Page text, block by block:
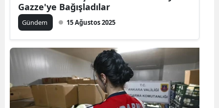
Gazze'ye Bağışladılar
Gündem 15 Ağustos 2025